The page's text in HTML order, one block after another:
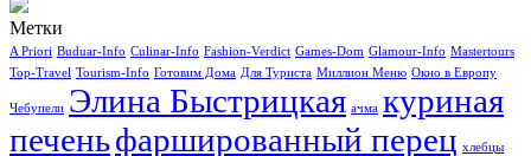
Метки
A Priori Buduar-Info Culinar-Info Fashion-Verdict Games-Dom Glamour-Info Mastertours
Top-Travel Tourism-Info Готовим Дома Для Туриста Миллион Меню Окно в Европу
Чебупели Элина Быстрицкая ачма куриная
печеньфаршированный перец хлебцы